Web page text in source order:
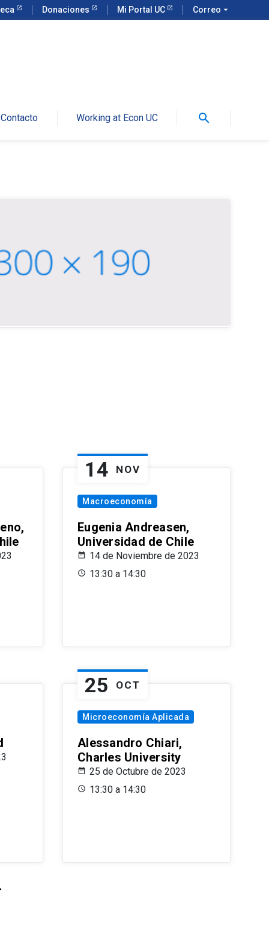
Donaciones Mi Portal UC Correo arrow_drop_down
Contacto Working at Econ UC search
14 NOV
Macroeconomía
Eugenia Andreasen,
Universidad de Chile
14 de Noviembre de 2023
13:30 a 14:30
25 OCT
Microeconomía Aplicada
Alessandro Chiari,
Charles University
25 de Octubre de 2023
13:30 a 14:30